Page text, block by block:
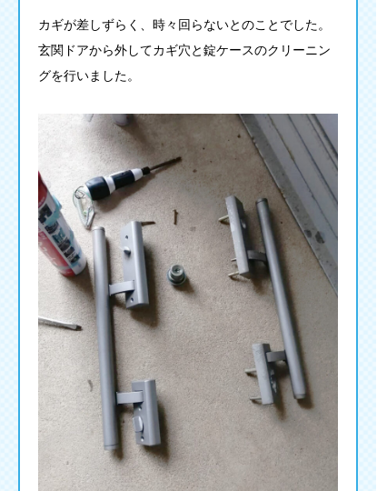
カギが差しずらく、時々回らないとのことでした。
玄関ドアから外してカギ穴と錠ケースのクリーニン
グを行いました。